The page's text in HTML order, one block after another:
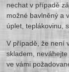
nechat v případě
možné bavlněný a
úplet, teplákovinu,
V případě, že není
skladem,
ve vámi